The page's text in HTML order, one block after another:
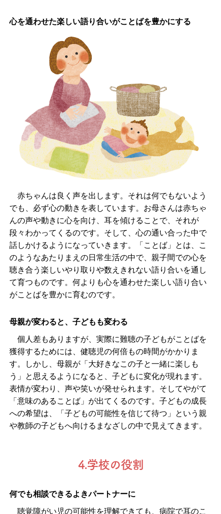
心を通わせた楽しい語り合いがことばを豊かにする
赤ちゃんは良く声を出します。それは何でもないよう
でも、必ず心の動きを表しています。お母さんは赤ちゃ
んの声や動きに心を向け、耳を傾けることで、それが
段々わかってくるのです。そして、心の通い合った中で
話しかけるようになっていきます。「ことば」とは、こ
のようなあたりまえの日常生活の中で、親子間での心を
聴き合う楽しいやり取りや数えきれない語り合いを通し
て育つものです。何よりも心を通わせた楽しい語り合い
がことばを豊かに育むのです。
母親が変わると、子どもも変わる
個人差もありますが、実際に難聴の子どもがことばを
獲得するためには、健聴児の何倍もの時間がかかりま
す。しかし、母親が「大好きなこの子と一緒に楽しも
う」と思えるようになると、子どもに変化が現れます。
表情が変わり、声や笑いが発せられます。そしてやがて
「意味のあることば」が出てくるのです。子どもの成長
への希望は、「子どもの可能性を信じて待つ」という親
や教師の子どもへ向けるまなざしの中で見えてきます。
4.学校の役割
何でも相談できるよきパートナーに
聴覚障がい児の可能性を理解できても、病院で耳のこ